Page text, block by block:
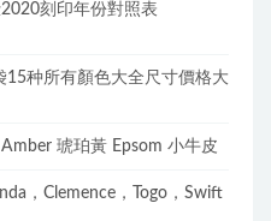
刻印年份對照表
15种所有顏色大全尺寸價格大
琥珀黃 Epsom 小牛皮
，Clemence，Togo，Swift